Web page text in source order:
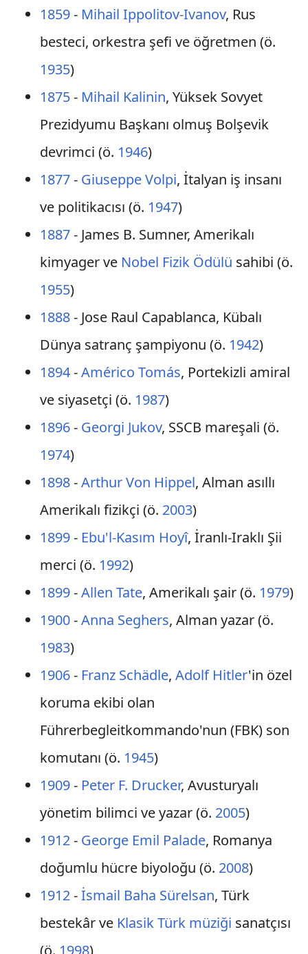
1859- Mihail Ippolitov-Ivanov, Rus
besteci, orkestra şefi ve öğretmen (ö.
1935)
1875- Mihail Kalinin, Yüksek Sovyet
Prezidyumu Başkanı olmuş Bolşevik
devrimci (ö. 1946)
1877- Giuseppe Volpi, İtalyan iş insanı
ve politikacısı (ö. 1947)
1887- James B. Sumner, Amerikalı
kimyager ve Nobel Fizik Ödülü sahibi (ö.
1955)
1888- Jose Raul Capablanca, Kübalı
Dünya satranç şampiyonu (ö. 1942)
1894-Américo Tomás, Portekizli amiral
ve siyasetçi (ö. 1987)
1896- Georgi Jukov, SSCB mareşali (ö.
1974)
1898-Arthur Von Hippel, Alman asıllı
Amerikalı fizikçi (ö. 2003)
1899- Ebu'l-Kasım Hoyî, İranlı-Iraklı Şii
merci (ö. 1992)
1899-Allen Tate, Amerikalı şair (ö. 1979)
1900-Anna Seghers, Alman yazar (ö.
1983)
1906- Franz Schädle, Adolf Hitler'in özel
koruma ekibi olan
Führerbegleitkommando'nun (FBK) son
komutanı (ö. 1945)
1909- Peter F. Drucker, Avusturyalı
yönetim bilimci ve yazar (ö. 2005)
1912- George Emil Palade, Romanya
doğumlu hücre biyoloğu (ö. 2008)
1912-İsmail Baha Sürelsan, Türk
bestekâr ve Klasik Türk müziği sanatçısı
(ö. 1998)